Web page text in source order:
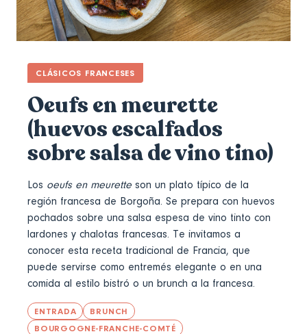
CLÁSICOS FRANCESES
Oeufs en meurette
(huevos escalfados
sobre salsa de vino tino)
Los oeufs en meurette son un plato típico de la
región francesa de Borgoña. Se prepara con huevos
pochados sobre una salsa espesa de vino tinto con
lardones y chalotas francesas. Te invitamos a
conocer esta receta tradicional de Francia, que
puede servirse como entremés elegante o en una
comida al estilo bistró o un brunch a la francesa.
ENTRADA
BRUNCH
BOURGOGNE-FRANCHE-COMTÉ